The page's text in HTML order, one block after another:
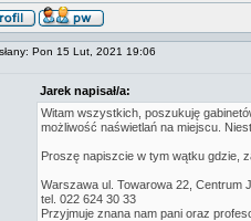
Pon 15 Lut, 2021 19:06
Jarek napisał/a:
Witam wszystkich, poszukuję
możliwość naświetlań na miejscu.
Proszę napiszcie w tym wątku gdzie,
Warszawa ul. Towarowa 22, Centrum
tel. 022 624 30 33
Przyjmuje znana nam pani oraz